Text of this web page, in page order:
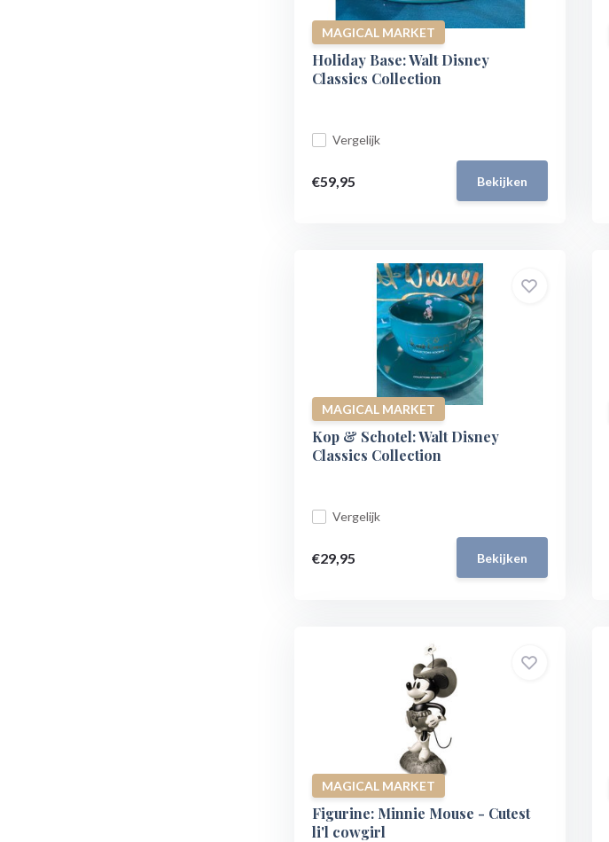
MAGICAL MARKET
Holiday Base: Walt Disney
Classics Collection
Vergelijk
€59,95 Bekijken
MAGICAL MARKET
Kop & Schotel: Walt Disney
Classics Collection
Vergelijk
€29,95 Bekijken
MAGICAL MARKET
Figurine: Minnie Mouse - Cutest
li'l cowgirl